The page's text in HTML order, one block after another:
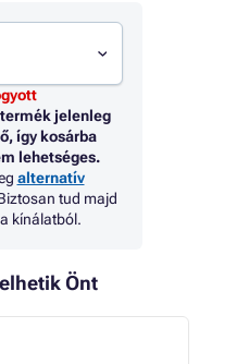
jelenleg
így kosárba
lehetséges.
alternatív
tud majd
kínálatból.
Önt